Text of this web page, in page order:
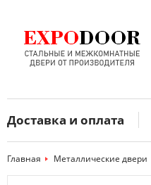
Доставка и оплата
Главная > Металлические двери